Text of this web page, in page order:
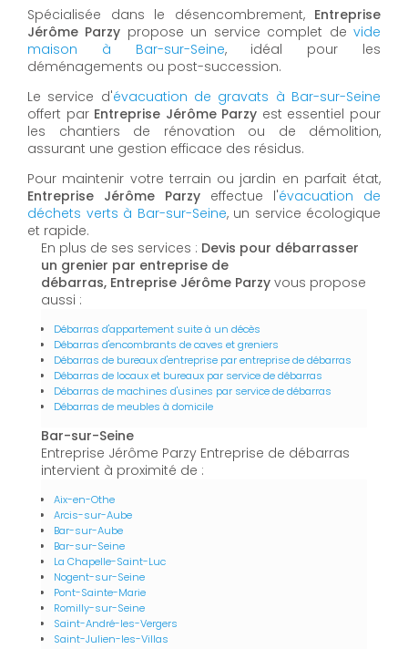
Spécialisée dans le désencombrement, Entreprise
Jérôme Parzy propose un service complet devide
maison à Bar-sur-Seine, idéal pour les
déménagements ou post-succession.
Le service d'évacuation de gravats à Bar-sur-Seine
offert par Entreprise Jérôme Parzy est essentiel pour
les chantiers de rénovation ou de démolition,
assurant une gestion efficace des résidus.
Pour maintenir votre terrain ou jardin en parfait état,
Entreprise Jérôme Parzy effectue l'évacuation de
déchets verts à Bar-sur-Seine, un service écologique
et rapide.
En plus de ses services : Devis pour débarrasser
un grenier par entreprise de
débarras, Entreprise Jérôme Parzy vous propose
aussi :
Débarras d'appartement suite à un décès
Débarras d'encombrants de caves et greniers
Débarras de bureaux d'entreprise par entreprise de débarras
Débarras de locaux et bureaux par service de débarras
Débarras de machines d'usines par service de débarras
Débarras de meubles à domicile
Bar-sur-Seine
Entreprise Jérôme Parzy Entreprise de débarras
intervient à proximité de :
Aix-en-Othe
Arcis-sur-Aube
Bar-sur-Aube
Bar-sur-Seine
La Chapelle-Saint-Luc
Nogent-sur-Seine
Pont-Sainte-Marie
Romilly-sur-Seine
Saint-André-les-Vergers
Saint-Julien-les-Villas